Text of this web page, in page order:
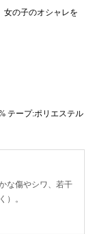
女の子のオシャレを
テープ:ポリエステル
な傷やシワ、若干
）。